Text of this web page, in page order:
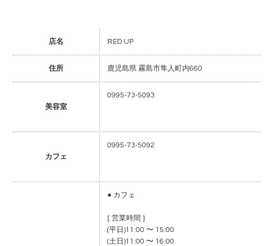
店名 RED UP
住所 鹿児島県 霧島市隼人町内660
美容室
0995-73-5093
カフェ
0995-73-5092
● カフェ
[ 営業時間 ]
(平日)11:00 〜 15:00
(土日)11:00 〜 16:00